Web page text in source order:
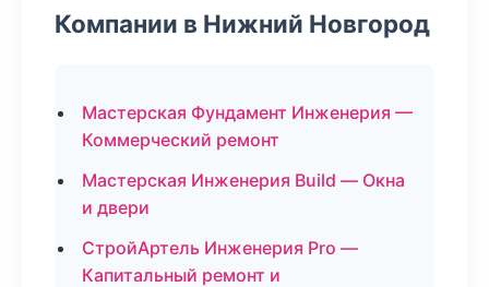
Компании в Нижний Новгород
Мастерская Фундамент Инженерия —
Коммерческий ремонт
Мастерская Инженерия Build — Окна
и двери
СтройАртель Инженерия Pro —
Капитальный ремонт и